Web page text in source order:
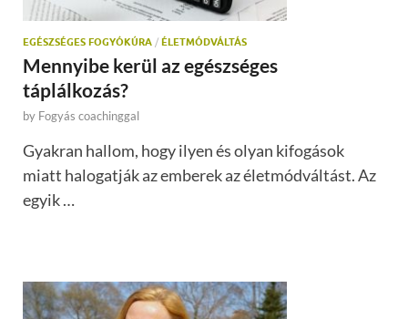
EGÉSZSÉGES FOGYÓKÚRA / ÉLETMÓDVÁLTÁS
Mennyibe kerül az egészséges
táplálkozás?
by Fogyás coachinggal
Gyakran hallom, hogy ilyen és olyan kifogások
miatt halogatják az emberek az életmódváltást. Az
egyik …